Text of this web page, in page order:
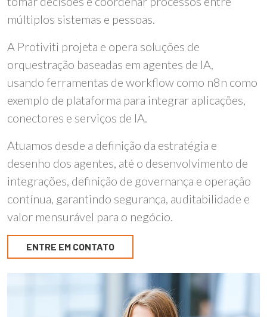
múltiplos sistemas e pessoas.
A Protiviti projeta e opera soluções de
orquestração baseadas em agentes de IA,
usando ferramentas de workflow como n8n como
exemplo de plataforma para integrar aplicações,
conectores e serviços de IA.
Atuamos desde a definição da estratégia e
desenho dos agentes, até o desenvolvimento de
integrações, definição de governança e operação
contínua, garantindo segurança, auditabilidade e
valor mensurável para o negócio.
ENTRE EM CONTATO